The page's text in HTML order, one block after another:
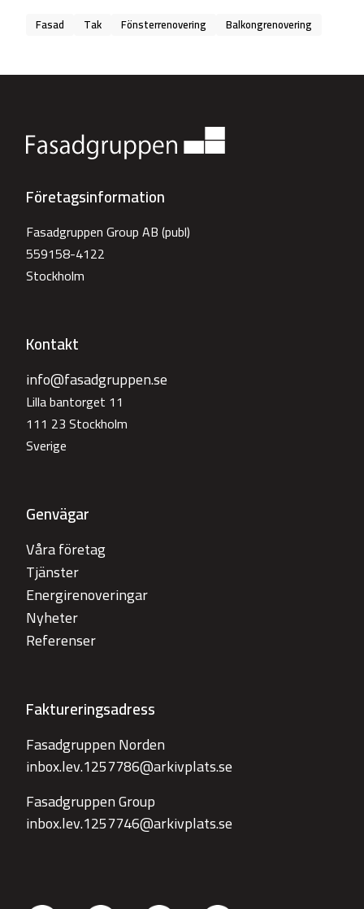
Fasad Tak Fönsterrenovering Balkongrenovering
Företagsinformation
Fasadgruppen Group AB (publ)
559158-4122
Stockholm
Kontakt
info@fasadgruppen.se
Lilla bantorget 11
111 23 Stockholm
Sverige
Genvägar
Våra företag
Tjänster
Energirenoveringar
Nyheter
Referenser
Faktureringsadress
Fasadgruppen Norden
inbox.lev.1257786@arkivplats.se
Fasadgruppen Group
inbox.lev.1257746@arkivplats.se